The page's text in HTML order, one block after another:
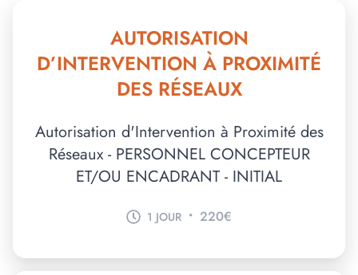
AUTORISATION
D’INTERVENTION À PROXIMITÉ
DES RÉSEAUX
Autorisation d'Intervention à Proximité des
Réseaux - PERSONNEL CONCEPTEUR
ET/OU ENCADRANT - INITIAL
1 JOUR • 220€